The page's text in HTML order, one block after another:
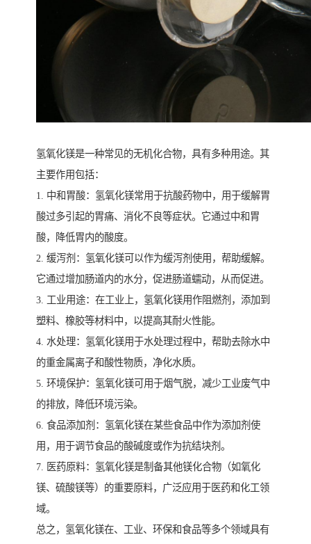
氢氧化镁是一种常见的无机化合物，具有多种用途。其
主要作用包括：
1. 中和胃酸：氢氧化镁常用于抗酸药物中，用于缓解胃
酸过多引起的胃痛、消化不良等症状。它通过中和胃
酸，降低胃内的酸度。
2. 缓泻剂：氢氧化镁可以作为缓泻剂使用，帮助缓解。
它通过增加肠道内的水分，促进肠道蠕动，从而促进。
3. 工业用途：在工业上，氢氧化镁用作阻燃剂，添加到
塑料、橡胶等材料中，以提高其耐火性能。
4. 水处理：氢氧化镁用于水处理过程中，帮助去除水中
的重金属离子和酸性物质，净化水质。
5. 环境保护：氢氧化镁可用于烟气脱，减少工业废气中
的排放，降低环境污染。
6. 食品添加剂：氢氧化镁在某些食品中作为添加剂使
用，用于调节食品的酸碱度或作为抗结块剂。
7. 医药原料：氢氧化镁是制备其他镁化合物（如氧化
镁、硫酸镁等）的重要原料，广泛应用于医药和化工领
域。
总之，氢氧化镁在、工业、环保和食品等多个领域具有